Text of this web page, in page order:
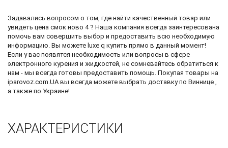
Задавались вопросом о том, где найти качественный товар или
увидеть цена смок ново 4? Наша компания всегда заинтересована
помочь вам совершить выбор и предоставить всю необходимую
информацию. Вы можете luxe q купить прямо в данный момент!
Если у вас появятся необходимость или вопросы в сфере
электронного курения и жидкостей, не сомневайтесь обратиться к
нам - мы всегда готовы предоставить помощь. Покупая товары на
iparovoz.com.UA вы всегда можете выбрать доставку по Виннице ,
а также по Украине!
ХАРАКТЕРИСТИКИ